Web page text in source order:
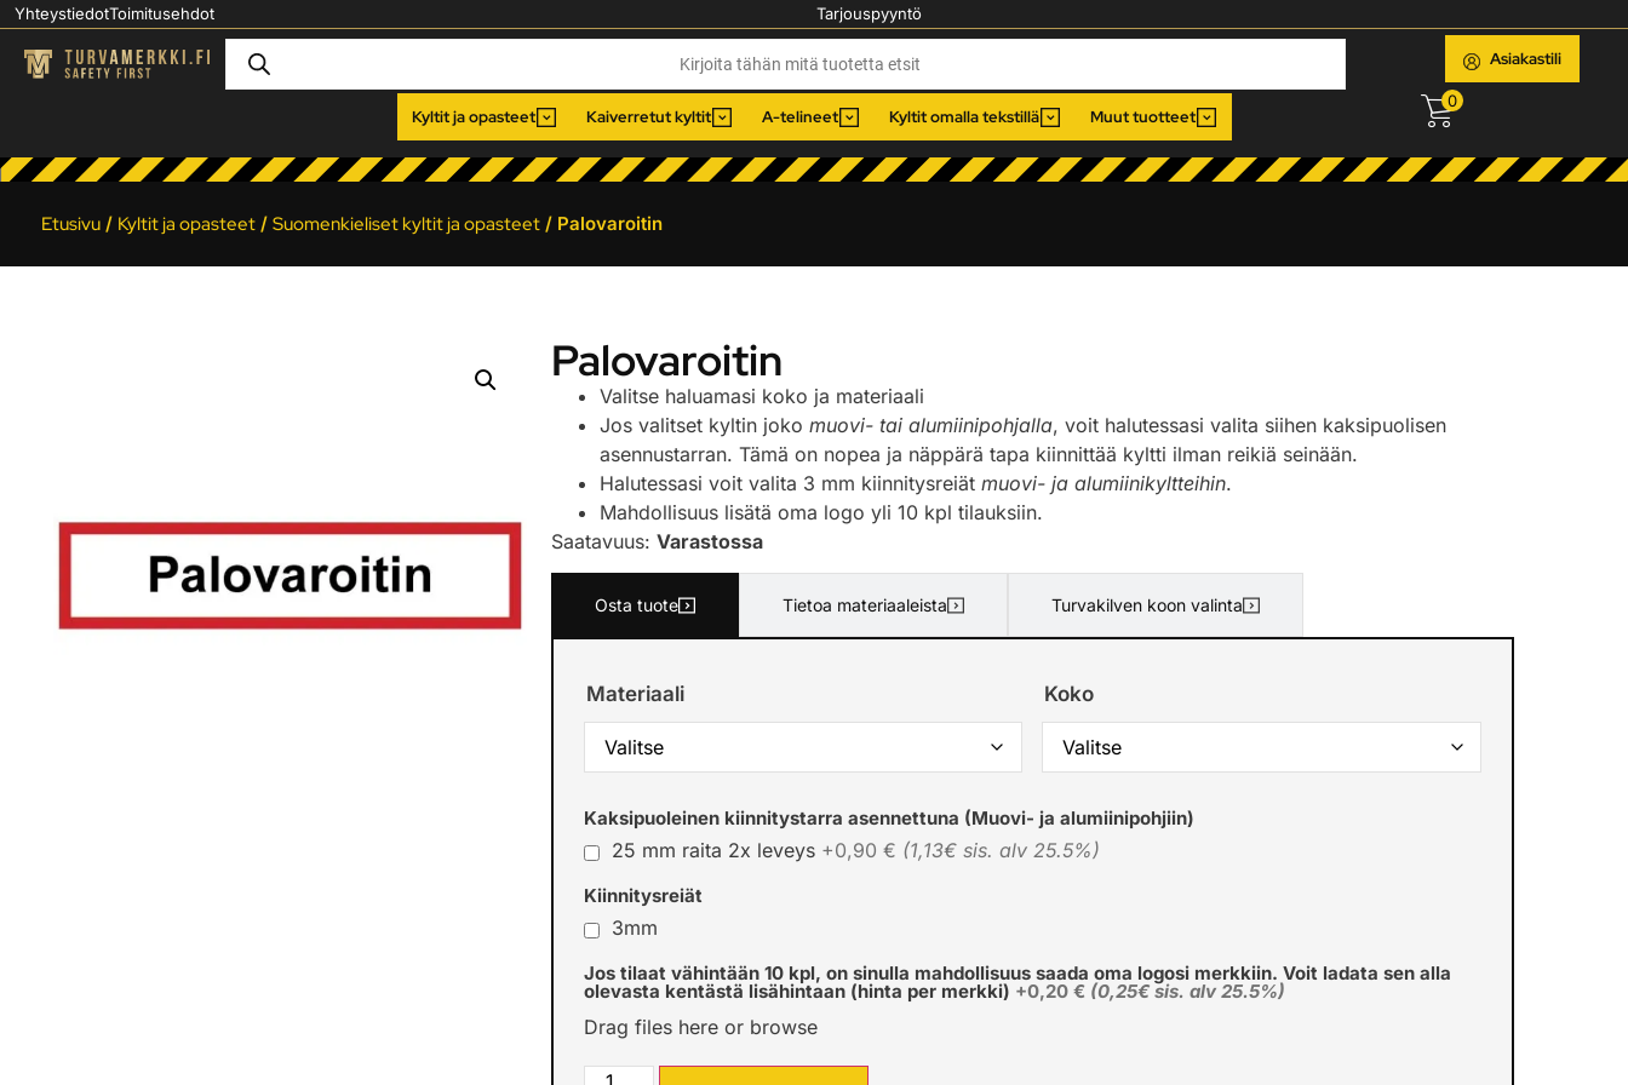
YhteystiedotToimitusehdot Tarjouspyyntö
Kyltit ja opasteet Kaiverretut kyltit A-telineet Kyltit omalla tekstillä Muut tuotteet
Asiakastili
0
Etusivu/ Kyltit ja opasteet/ Suomenkieliset kyltit ja opasteet/ Palovaroitin
Palovaroitin
Valitse haluamasi koko ja materiaali
Jos valitset kyltin joko muovi- tai alumiinipohjalla, voit halutessasi valita siihen kaksipuolisen
asennustarran. Tämä on nopea ja näppärä tapa kiinnittää kyltti ilman reikiä seinään.
Halutessasi voit valita 3 mm kiinnitysreiät muovi- ja alumiinikyltteihin.
Mahdollisuus lisätä oma logo yli 10 kpl tilauksiin.
Saatavuus: Varastossa
Osta tuote Tietoa materiaaleista Turvakilven koon valinta
Materiaali Koko
Kaksipuoleinen kiinnitystarra asennettuna (Muovi- ja alumiinipohjiin)
25 mm raita 2x leveys +0,90 € (1,13€ sis. alv 25.5%)
Kiinnitysreiät
3mm
Jos tilaat vähintään 10 kpl, on sinulla mahdollisuus saada oma logosi merkkiin. Voit ladata sen alla
olevasta kentästä lisähintaan (hinta per merkki) +0,20 € (0,25€ sis. alv 25.5%)
Drag files here or browse